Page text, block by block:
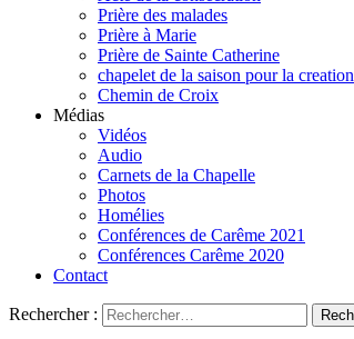
Prière des malades
Prière à Marie
Prière de Sainte Catherine
chapelet de la saison pour la creation
Chemin de Croix
Médias
Vidéos
Audio
Carnets de la Chapelle
Photos
Homélies
Conférences de Carême 2021
Conférences Carême 2020
Contact
Rechercher :